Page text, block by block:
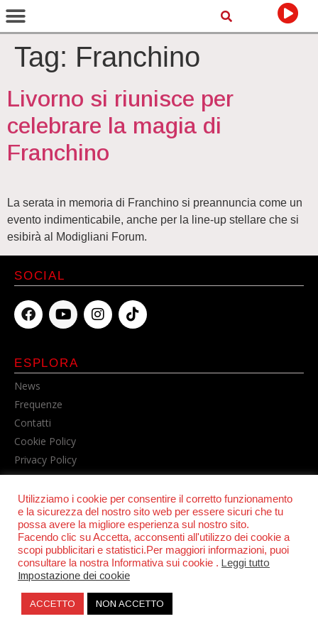
Tag: Franchino
Livorno si riunisce per
celebrare la magia di
Franchino
La serata in memoria di Franchino si preannuncia come un
evento indimenticabile, anche per la line-up stellare che si
esibirà al Modigliani Forum.
© POWER RADIO srl | C.F. e P.IVA 06157210631
ESPLORA
News
Frequenze
Contatti
Cookie Policy
Privacy Policy
SOCIAL
Utilizziamo i cookie per consentire il corretto funzionamento
e la sicurezza del nostro sito web per essere sicuri che tu
possa avere la migliore esperienza sul nostro sito.
Facendo clic su Accetta, acconsenti all'utilizzo dei cookie a
scopi pubblicitari e statistici.Per maggiori informazioni, puoi
consultare la nostra Informativa sui cookie . Leggi tutto
Impostazione dei cookie
ACCETTO NON ACCETTO